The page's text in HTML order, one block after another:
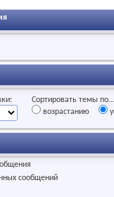
Сортировать темы по...
возрастанию
сообщений